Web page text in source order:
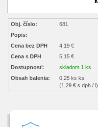
Obj. číslo:
681
Popis:
Cena bez DPH
4,19 €
Cena s DPH
5,15 €
Dostupnosť:
skladom 1 ks
Obsah balenia:
0,25 ks ks
(1,29 € s dph / l)
DETAILNÝ POPIS